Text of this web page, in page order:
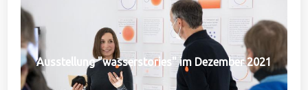
Ausstellung "wasserstories" im Dezember 2021